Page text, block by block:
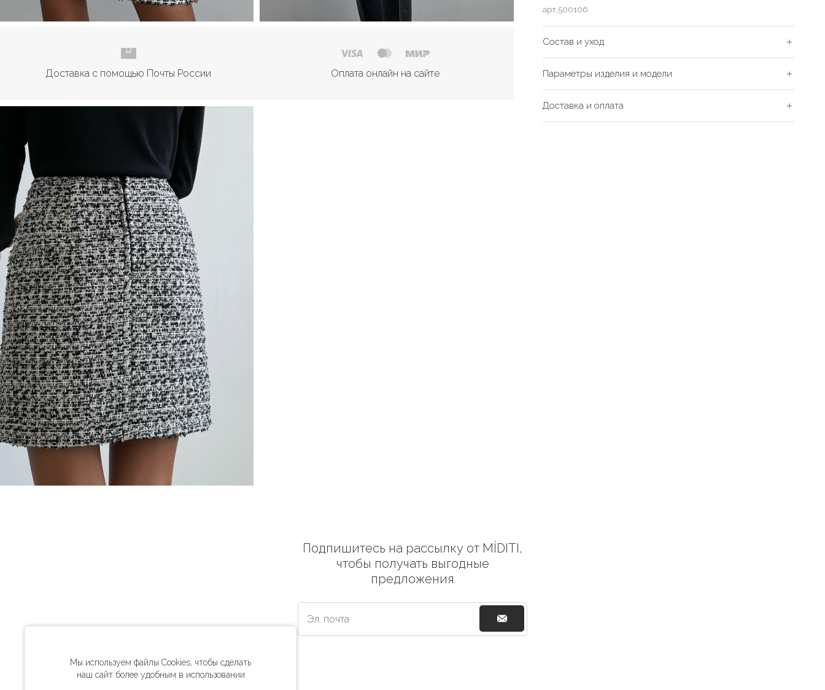
Доставка с помощью Почты России Оплата онлайн на сайте
арт.500106
Состав и уход
Параметры изделия и модели
Доставка и оплата
Подпишитесь на рассылку от MÍDITI,
чтобы получать выгодные
предложения
Мы используем файлы Cookies, чтобы сделать
наш сайт более удобным в использовании